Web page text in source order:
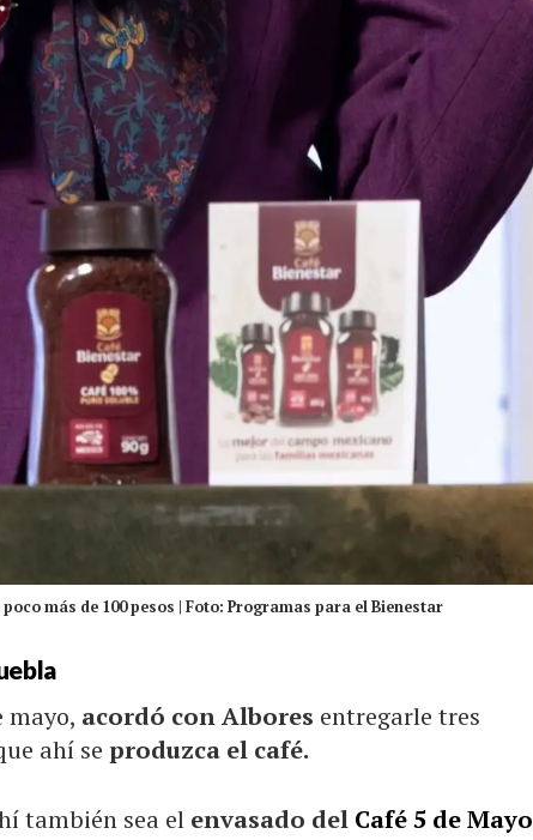
más de 100 pesos | Foto: Programas para el Bienestar
mayo, acordó con Albores entregarle tres
ahí se produzca el café.
también sea el envasado del Café 5 de Mayo